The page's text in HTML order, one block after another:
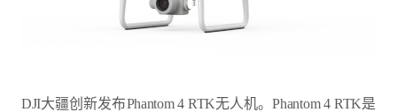
DJI大疆创新发布Phantom 4 RTK无人机。Phantom 4 RTK是